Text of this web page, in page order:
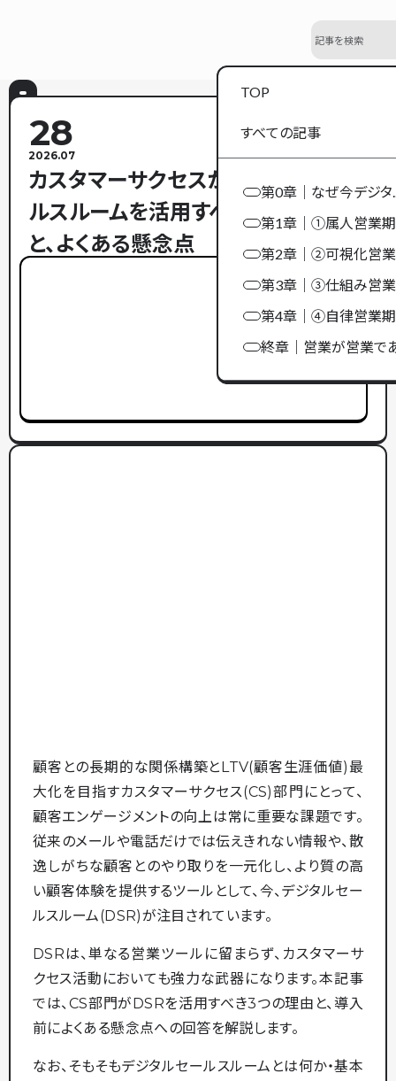
TOP
すべての記事
第0章｜なぜ今デジタ
第1章｜①属人営業期
第2章｜②可視化営業
第3章｜③仕組み営業
第4章｜④自律営業期
終章｜営業が営業で
28
2026.07
カスタマーサクセスがデジタルセー
ルスルームを活用すべき3つの理由
と、よくある懸念点
顧客との長期的な関係構築とLTV(顧客生涯価値)最
大化を目指すカスタマーサクセス(CS)部門にとって、
顧客エンゲージメントの向上は常に重要な課題です。
従来のメールや電話だけでは伝えきれない情報や、散
逸しがちな顧客とのやり取りを一元化し、より質の高
い顧客体験を提供するツールとして、今、デジタルセー
ルスルーム(DSR)が注目されています。
DSRは、単なる営業ツールに留まらず、カスタマーサ
クセス活動においても強力な武器になります。本記事
では、CS部門がDSRを活用すべき3つの理由と、導入
前によくある懸念点への回答を解説します。
なお、そもそもデジタルセールスルームとは何か・基本